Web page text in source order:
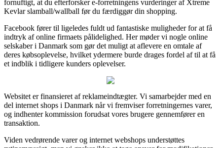
fornuftigt, at du efterforsker e-forretningens vurderinger af Xtreme
Kevlar slamball/wallball før du færdiggør din shopping.
Facebook fører til ligeledes fuldt ud fantastiske muligheder for at få
indtryk af online firmaets pålidelighed. Her møder vi nogle online
selskaber i Danmark som gør det muligt at aflevere en omtale af
deres købsoplevelse, hvilket ydermere burde drages fordel af til at få
et indblik i tidligere kunders oplevelser.
Websitet er finansieret af reklameindtægter. Vi samarbejder med en
del internet shops i Danmark når vi fremviser forretningernes varer,
og indhenter kommission forudsat vores brugere gennemfører en
transaktion.
Viden vedrørende varer og internet webshops understøttes